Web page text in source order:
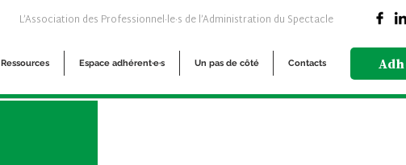
L’Association des Professionnel·le·s de l’Administration du Spectacle
Ressources Espace adhérent·e·s Un pas de côté Contacts